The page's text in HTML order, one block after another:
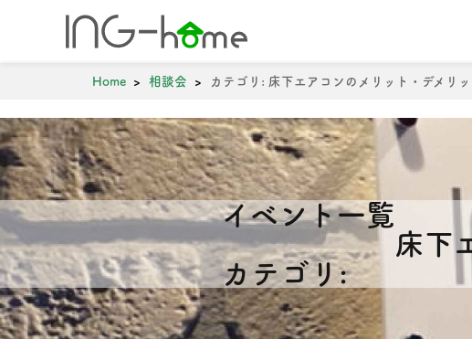
ホーム 年間5棟の理由 こ
0743-71-7272
Home 相談会 カテゴリ: 床下エアコンのメリット・デメリッ
イベント一覧
カテゴリ:
床下